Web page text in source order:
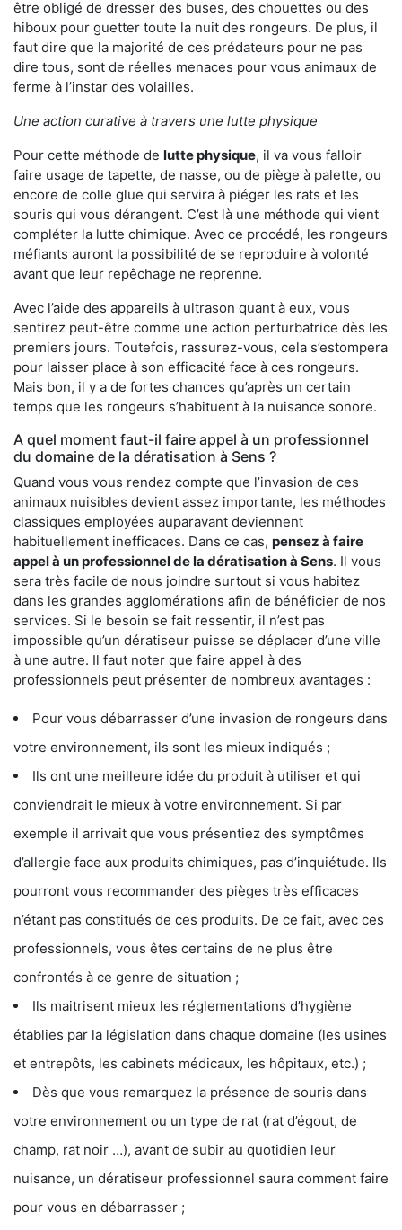
être obligé de dresser des buses, des chouettes ou des
hiboux pour guetter toute la nuit des rongeurs. De plus, il
faut dire que la majorité de ces prédateurs pour ne pas
dire tous, sont de réelles menaces pour vous animaux de
ferme à l’instar des volailles.
Une action curative à travers une lutte physique
Pour cette méthode de lutte physique, il va vous falloir
faire usage de tapette, de nasse, ou de piège à palette, ou
encore de colle glue qui servira à piéger les rats et les
souris qui vous dérangent. C’est là une méthode qui vient
compléter la lutte chimique. Avec ce procédé, les rongeurs
méfiants auront la possibilité de se reproduire à volonté
avant que leur repêchage ne reprenne.
Avec l’aide des appareils à ultrason quant à eux, vous
sentirez peut-être comme une action perturbatrice dès les
premiers jours. Toutefois, rassurez-vous, cela s’estompera
pour laisser place à son efficacité face à ces rongeurs.
Mais bon, il y a de fortes chances qu’après un certain
temps que les rongeurs s’habituent à la nuisance sonore.
A quel moment faut-il faire appel à un professionnel
du domaine de la dératisation à Sens ?
Quand vous vous rendez compte que l’invasion de ces
animaux nuisibles devient assez importante, les méthodes
classiques employées auparavant deviennent
habituellement inefficaces. Dans ce cas, pensez à faire
appel à un professionnel de la dératisation à Sens. Il vous
sera très facile de nous joindre surtout si vous habitez
dans les grandes agglomérations afin de bénéficier de nos
services. Si le besoin se fait ressentir, il n’est pas
impossible qu’un dératiseur puisse se déplacer d’une ville
à une autre. Il faut noter que faire appel à des
professionnels peut présenter de nombreux avantages :
Pour vous débarrasser d’une invasion de rongeurs dans
votre environnement, ils sont les mieux indiqués ;
Ils ont une meilleure idée du produit à utiliser et qui
conviendrait le mieux à votre environnement. Si par
exemple il arrivait que vous présentiez des symptômes
d’allergie face aux produits chimiques, pas d’inquiétude. Ils
pourront vous recommander des pièges très efficaces
n’étant pas constitués de ces produits. De ce fait, avec ces
professionnels, vous êtes certains de ne plus être
confrontés à ce genre de situation ;
Ils maitrisent mieux les réglementations d’hygiène
établies par la législation dans chaque domaine (les usines
et entrepôts, les cabinets médicaux, les hôpitaux, etc.) ;
Dès que vous remarquez la présence de souris dans
votre environnement ou un type de rat (rat d’égout, de
champ, rat noir …), avant de subir au quotidien leur
nuisance, un dératiseur professionnel saura comment faire
pour vous en débarrasser ;